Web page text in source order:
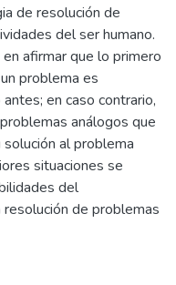
de resolución de
del ser humano.
afirmar que lo primero
problema es
en caso contrario,
análogos que
al problema
situaciones se
del
de problemas